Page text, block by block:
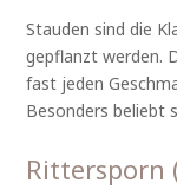
Stauden sind die
gepflanzt werden.
fast jeden
Besonders beliebt
Rittersporn